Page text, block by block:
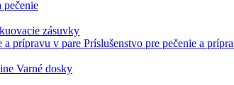
pečenie
zásuvky
Príslušenstvo pre pečenie a
Varné dosky